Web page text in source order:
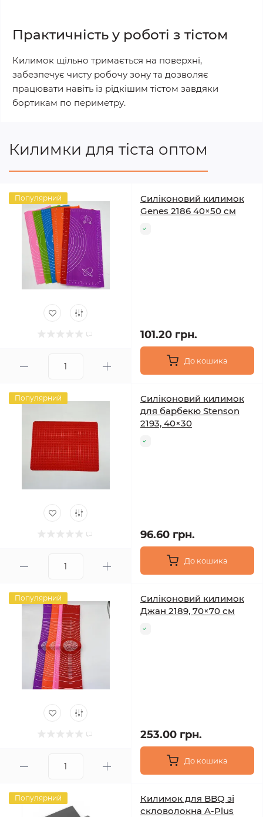
Практичність у роботі з тістом
Килимок щільно тримається на поверхні,
забезпечує чисту робочу зону та дозволяє
працювати навіть із рідкішим тістом завдяки
бортикам по периметру.
Килимки для тіста оптом
Популярний
Силіконовий килимок
Genes 2186 40×50 см
101.20 грн.
До кошика
Популярний
Силіконовий килимок
для барбекю Stenson
2193, 40×30
96.60 грн.
До кошика
Популярний
Силіконовий килимок
Джан 2189, 70×70 см
253.00 грн.
До кошика
Популярний
Килимок для BBQ зі
скловолокна A-Plus